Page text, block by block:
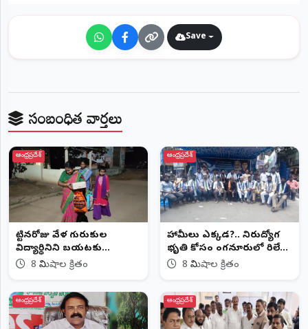
Save
సంబంధిత వార్తలు
ఆంధ్రప్రదేశ్
పుట్టినరోజు వేళ గురుకుల
విద్యార్థినిని బయటకు
పంపించారంటూ ఆరోపణలు
8 నిమిషాల క్రితం
ఆంధ్రప్రదేశ్
హామీలు ఎక్కడ?.. నిరుద్యోగ
భృతి కోసం పుంగనూరులో రిలే
దీక్షలు!..8 నిమిషాల క్రితం
ఆంధ్రప్రదేశ్ ఆంధ్రప్రదేశ్